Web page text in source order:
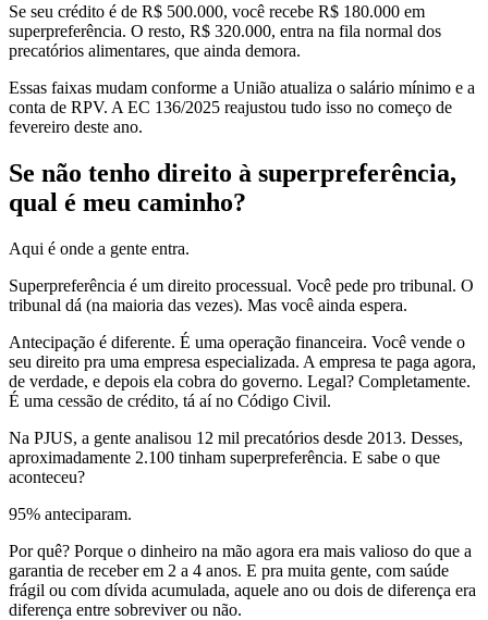
Se seu crédito é de R$ 500.000, você recebe R$ 180.000 em
superpreferência. O resto, R$ 320.000, entra na fila normal dos
precatórios alimentares, que ainda demora.
Essas faixas mudam conforme a União atualiza o salário mínimo e a
conta de RPV. A EC 136/2025 reajustou tudo isso no começo de
fevereiro deste ano.
Se não tenho direito à superpreferência,
qual é meu caminho?
Aqui é onde a gente entra.
Superpreferência é um direito processual. Você pede pro tribunal. O
tribunal dá (na maioria das vezes). Mas você ainda espera.
Antecipação é diferente. É uma operação financeira. Você vende o
seu direito pra uma empresa especializada. A empresa te paga agora,
de verdade, e depois ela cobra do governo. Legal? Completamente.
É uma cessão de crédito, tá aí no Código Civil.
Na PJUS, a gente analisou 12 mil precatórios desde 2013. Desses,
aproximadamente 2.100 tinham superpreferência. E sabe o que
aconteceu?
95% anteciparam.
Por quê? Porque o dinheiro na mão agora era mais valioso do que a
garantia de receber em 2 a 4 anos. E pra muita gente, com saúde
frágil ou com dívida acumulada, aquele ano ou dois de diferença era
diferença entre sobreviver ou não.